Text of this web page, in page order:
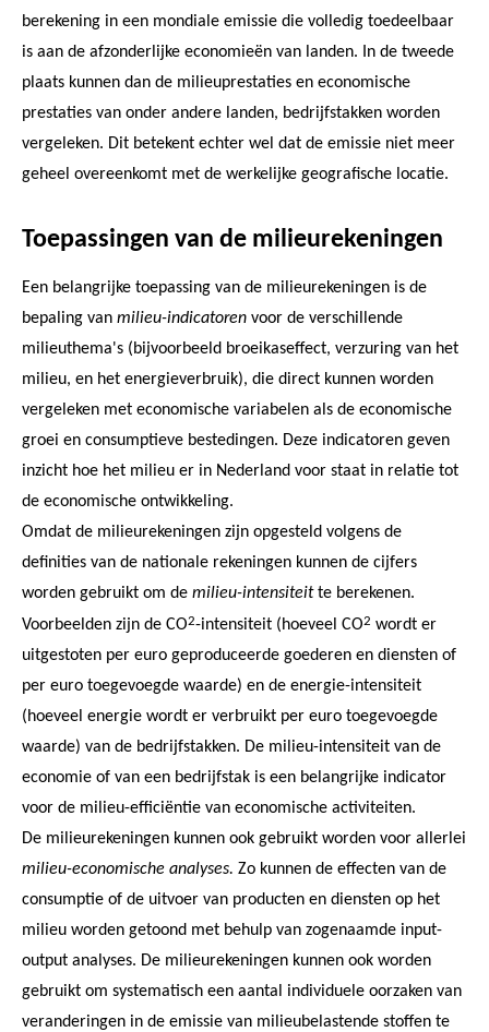
berekening in een mondiale emissie die volledig toedeelbaar
is aan de afzonderlijke economieën van landen. In de tweede
plaats kunnen dan de milieuprestaties en economische
prestaties van onder andere landen, bedrijfstakken worden
vergeleken. Dit betekent echter wel dat de emissie niet meer
geheel overeenkomt met de werkelijke geografische locatie.
Toepassingen van de milieurekeningen
Een belangrijke toepassing van de milieurekeningen is de
bepaling van milieu-indicatoren voor de verschillende
milieuthema's (bijvoorbeeld broeikaseffect, verzuring van het
milieu, en het energieverbruik), die direct kunnen worden
vergeleken met economische variabelen als de economische
groei en consumptieve bestedingen. Deze indicatoren geven
inzicht hoe het milieu er in Nederland voor staat in relatie tot
de economische ontwikkeling.
Omdat de milieurekeningen zijn opgesteld volgens de
definities van de nationale rekeningen kunnen de cijfers
worden gebruikt om de milieu-intensiteitte berekenen.
Voorbeelden zijn de CO2-intensiteit (hoeveel CO2 wordt er
uitgestoten per euro geproduceerde goederen en diensten of
per euro toegevoegde waarde) en de energie-intensiteit
(hoeveel energie wordt er verbruikt per euro toegevoegde
waarde) van de bedrijfstakken. De milieu-intensiteit van de
economie of van een bedrijfstak is een belangrijke indicator
voor de milieu-efficiëntie van economische activiteiten.
De milieurekeningen kunnen ook gebruikt worden voor allerlei
milieu-economische analyses. Zo kunnen de effecten van de
consumptie of de uitvoer van producten en diensten op het
milieu worden getoond met behulp van zogenaamde input-
output analyses. De milieurekeningen kunnen ook worden
gebruikt om systematisch een aantal individuele oorzaken van
veranderingen in de emissie van milieubelastende stoffen te